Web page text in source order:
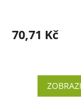
70,71 Kč